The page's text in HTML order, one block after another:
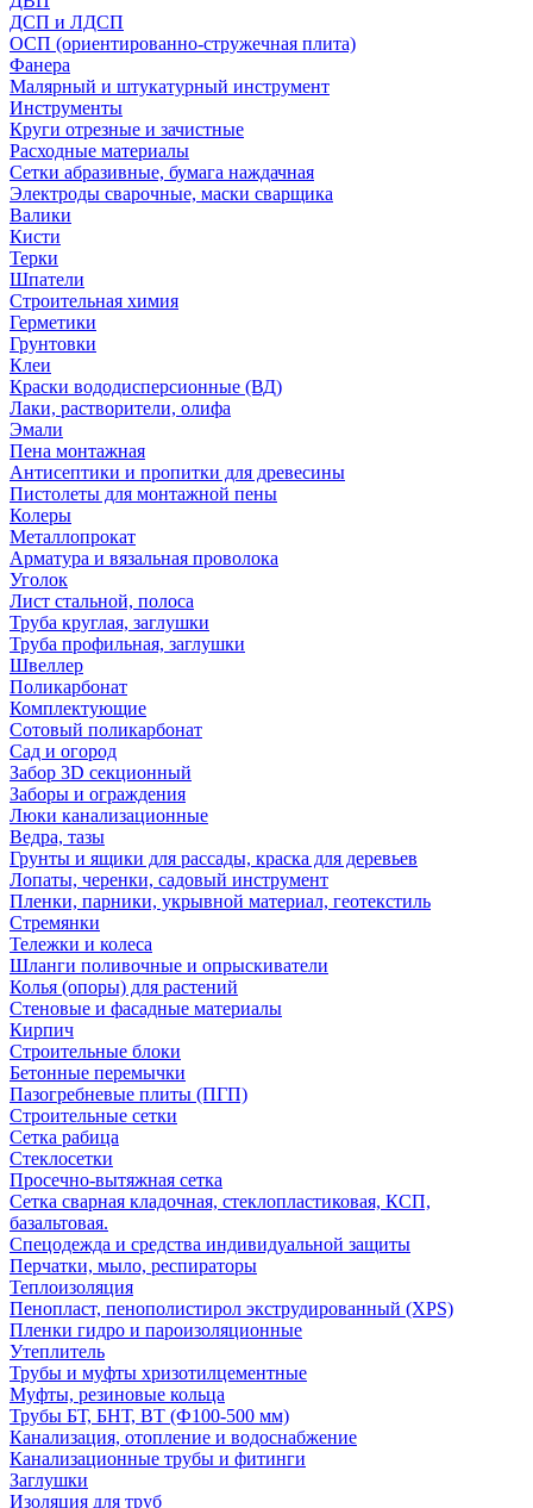
ДСП и ЛДСП
ОСП (ориентированно-стружечная плита)
Фанера
Малярный и штукатурный инструмент
Инструменты
Круги отрезные и зачистные
Расходные материалы
Сетки абразивные, бумага наждачная
Электроды сварочные, маски сварщика
Валики
Кисти
Терки
Шпатели
Строительная химия
Герметики
Грунтовки
Клеи
Краски вододисперсионные (ВД)
Лаки, растворители, олифа
Эмали
Пена монтажная
Антисептики и пропитки для древесины
Пистолеты для монтажной пены
Колеры
Металлопрокат
Арматура и вязальная проволока
Уголок
Лист стальной, полоса
Труба круглая, заглушки
Труба профильная, заглушки
Швеллер
Поликарбонат
Комплектующие
Сотовый поликарбонат
Сад и огород
Забор 3D секционный
Заборы и ограждения
Люки канализационные
Ведра, тазы
Грунты и ящики для рассады, краска для деревьев
Лопаты, черенки, садовый инструмент
Пленки, парники, укрывной материал, геотекстиль
Стремянки
Тележки и колеса
Шланги поливочные и опрыскиватели
Колья (опоры) для растений
Стеновые и фасадные материалы
Кирпич
Строительные блоки
Бетонные перемычки
Пазогребневые плиты (ПГП)
Строительные сетки
Сетка рабица
Стеклосетки
Просечно-вытяжная сетка
Сетка сварная кладочная, стеклопластиковая, КСП,
базальтовая.
Спецодежда и средства индивидуальной защиты
Перчатки, мыло, респираторы
Теплоизоляция
Пенопласт, пенополистирол экструдированный (XPS)
Пленки гидро и пароизоляционные
Утеплитель
Трубы и муфты хризотилцементные
Муфты, резиновые кольца
Трубы БТ, БНТ, ВТ (Ф100-500 мм)
Канализация, отопление и водоснабжение
Канализационные трубы и фитинги
Заглушки
Изоляция для труб